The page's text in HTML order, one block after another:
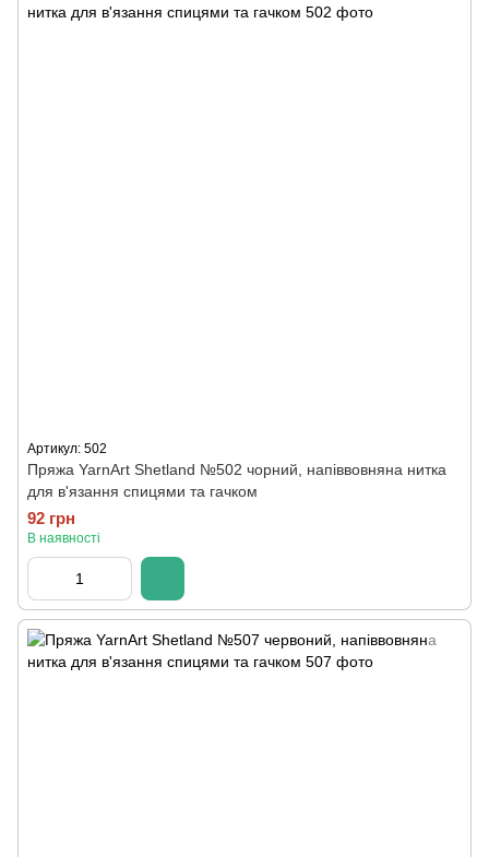
Артикул: 502
Пряжа YarnArt Shetland №502 чорний, напіввовняна нитка
для в'язання спицями та гачком
92 грн
В наявності